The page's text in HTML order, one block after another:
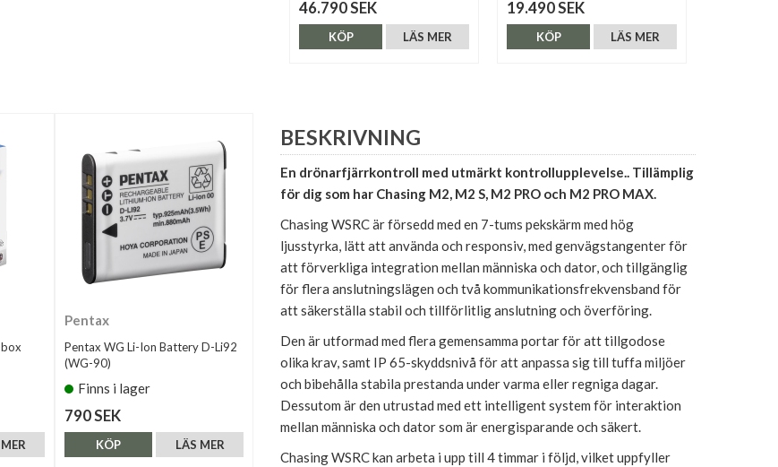
46.790 SEK
LÄS MER
KÖP
19.490 SEK
LÄS MER
KÖP
BESKRIVNING
En drönarfjärrkontroll med utmärkt kontrollupplevelse.. Tillämplig
för dig som har Chasing M2, M2 S, M2 PRO och M2 PRO MAX.
Chasing WSRC är försedd med en 7-tums pekskärm med hög
ljusstyrka, lätt att använda och responsiv, med genvägstangenter för
att förverkliga integration mellan människa och dator, och tillgänglig
för flera anslutningslägen och två kommunikationsfrekvensband för
att säkerställa stabil och tillförlitlig anslutning och överföring.
Den är utformad med flera gemensamma portar för att tillgodose
olika krav, samt IP 65-skyddsnivå för att anpassa sig till tuffa miljöer
och bibehålla stabila prestanda under varma eller regniga dagar.
Dessutom är den utrustad med ett intelligent system för interaktion
mellan människa och dator som är energisparande och säkert.
Chasing WSRC kan arbeta i upp till 4 timmar i följd, vilket uppfyller
Pentax
Pentax WG Li-Ion Battery D-Li92
(WG-90)
Finns i lager
790 SEK
LÄS MER
KÖP